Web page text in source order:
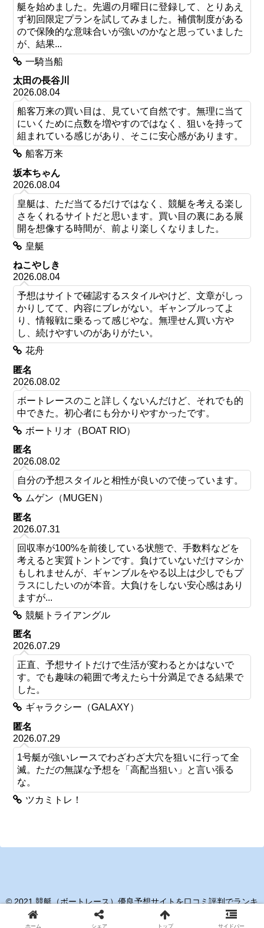
艇を始めました。先週の月曜日に登録して、とりあえ
ず初回限定プランを試してみました。補償制度がある
ので保険的な意味合いが強いのかなと思っていました
が、結果...
一騎当船
太田の長谷川
2026.08.04
船客万来の買い目は、見ていて自然です。無理に当て
にいくために点数を増やすのではなく、狙いを持って
組まれている感じがあり、そこに安心感があります。
船客万来
坂本ちゃん
2026.08.04
皇艇は、ただ当てるだけではなく、競艇を考える楽し
さをくれるサイトだと思います。買い目の裏にある展
開を想像する時間が、前より楽しくなりました。
皇艇
ねこやしき
2026.08.04
予想はサイトで確認するスタイルやけど、文章がしっ
かりしてて、内容にブレがない。ギャンブルってよ
り、情報戦に乗るって感じやな。無理せん買い方や
し、続けやすいのがありがたい。
花舟
匿名
2026.08.02
ボートレースのこと詳しくないんだけど、それでも的
中できた。初心者にも分かりやすかったです。
ボートリオ（BOAT RIO）
匿名
2026.08.02
自分の予想スタイルと相性が良いので使っています。
ムゲン（MUGEN）
匿名
2026.07.31
回収率が100%を前後している状態で、手数料などを
考えると実質トントンです。負けていないだけマシか
もしれませんが、ギャンブルをやる以上は少しでもプ
ラスにしたいのが本音。大負けをしない安心感はあり
ますが...
競艇トライアングル
匿名
2026.07.29
正直、予想サイトだけで生活が変わるとかはないで
す。でも趣味の範囲で考えたら十分満足できる結果で
した。
ギャラクシー（GALAXY）
匿名
2026.07.29
1号艇が強いレースでわざわざ大穴を狙いに行って全
滅。ただの無謀な予想を「高配当狙い」と言い張る
な。
ツカミトレ！
© 2021 競艇（ボートレース）優良予想サイトを口コミ評判でランキ
ホーム シェア トップ サイドバー